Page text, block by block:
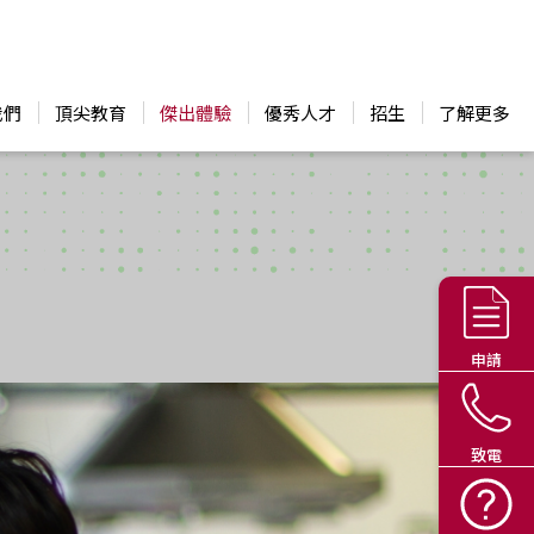
頂尖教育 傑出體驗 優秀人才 招生 了解更多
申請
致電